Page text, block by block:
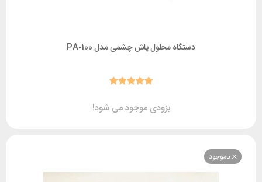
دستگاه محلول پاش چشمی مدل PA-100
بزودی موجود می شود!